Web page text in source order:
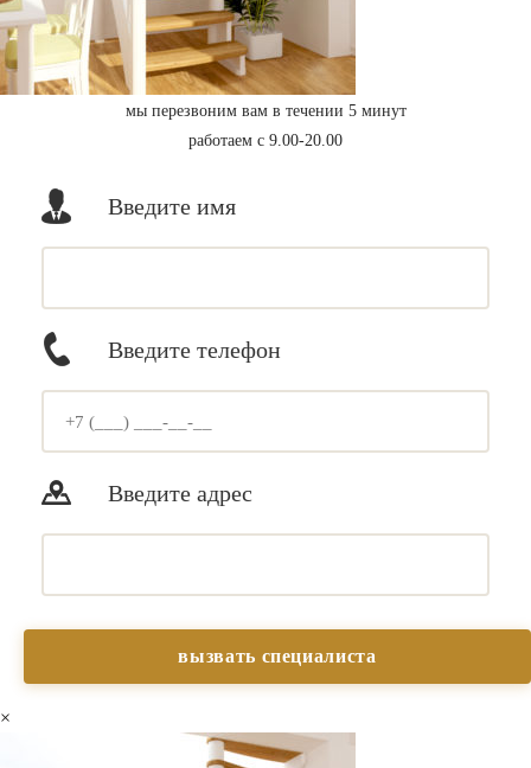
мы перезвоним вам в течении 5 минут
работаем с 9.00-20.00
Введите имя
Введите телефон
Введите адрес
×